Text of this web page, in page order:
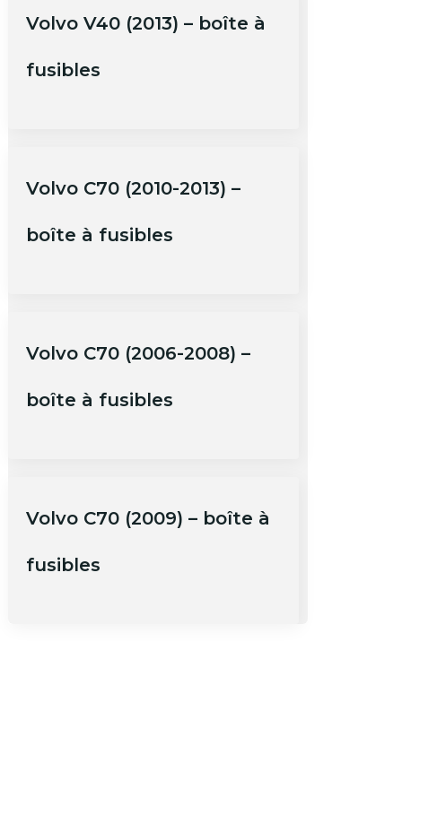
Volvo V40 (2013) – boîte à
fusibles
Volvo C70 (2010-2013) –
boîte à fusibles
Volvo C70 (2006-2008) –
boîte à fusibles
Volvo C70 (2009) – boîte à
fusibles